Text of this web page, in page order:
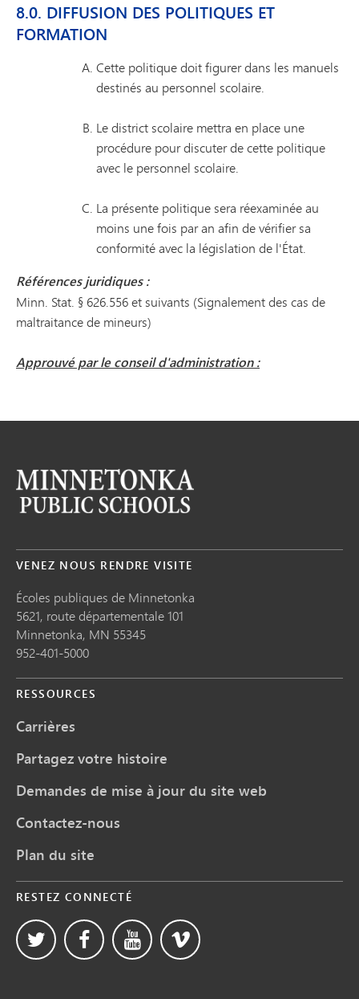
8.0. DIFFUSION DES POLITIQUES ET
FORMATION
Cette politique doit figurer dans les manuels
destinés au personnel scolaire.
Le district scolaire mettra en place une
procédure pour discuter de cette politique
avec le personnel scolaire.
La présente politique sera réexaminée au
moins une fois par an afin de vérifier sa
conformité avec la législation de l'État.
Références juridiques :
Minn. Stat. § 626.556 et suivants (Signalement des cas de
maltraitance de mineurs)
Approuvé par le conseil d'administration :
VENEZ NOUS RENDRE VISITE
Écoles publiques de Minnetonka
5621, route départementale 101
Minnetonka, MN 55345
952-401-5000
RESSOURCES
Carrières
Partagez votre histoire
Demandes de mise à jour du site web
Contactez-nous
Plan du site
RESTEZ CONNECTÉ